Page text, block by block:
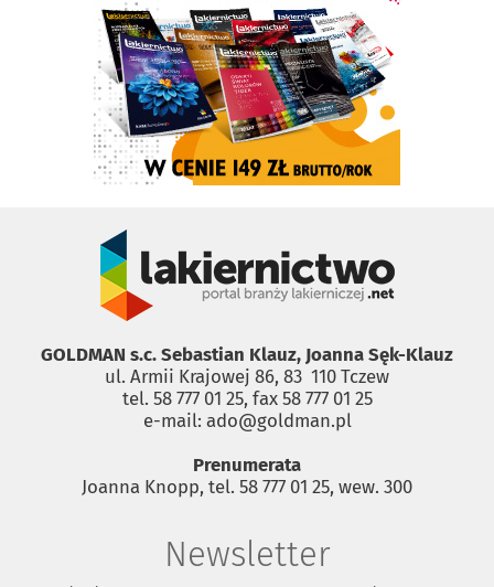
GOLDMAN s.c. Sebastian Klauz, Joanna Sęk-Klauz
ul. Armii Krajowej 86, 83 ­ 110 Tczew
tel. 58 777 01 25, fax 58 777 01 25
e-mail: ado@goldman.pl
Prenumerata
Joanna Knopp, tel. 58 777 01 25, wew. 300
Newsletter